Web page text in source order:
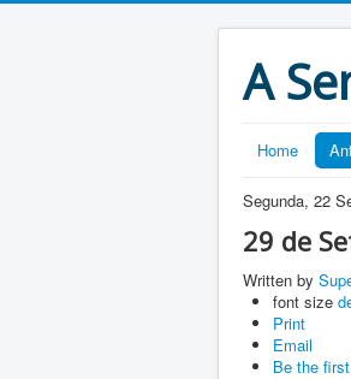
A
Home
Segunda, 22
29 de
Written by
font size
Print
Email
Be the